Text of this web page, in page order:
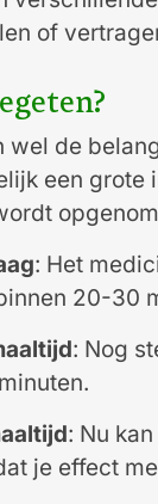
of
wel de
een grote
: Het
20-30
: Nog
: Nu
je effect